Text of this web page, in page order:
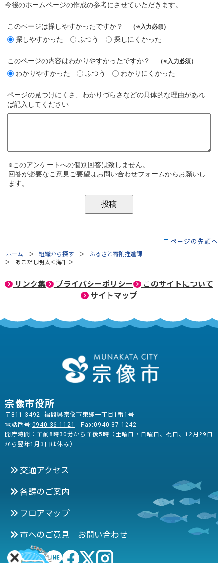
ページの先頭へ
ホーム 組織から探す
ふるさと寄附推進課
あごだし明太＜海千＞
リンク集 プライバシーポリシー
このサイトについて
サイトマップ
宗像市役所
〒811-3492 福岡県宗像市東郷一丁目1番1号
電話番号:0940-36-1121
Fax:0940-37-1242
開庁時間：午前8時30分から午後5時（土曜日・日曜日、祝日、12月29日
から翌年1月3日は休み）
交通アクセス
各課のご案内
フロアマップ
市へのご意見 お問い合わせ